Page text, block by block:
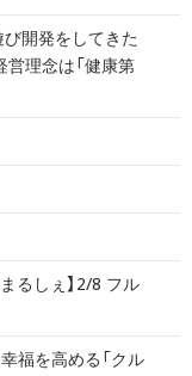
び開発をしてきた
理念は「健康第
るしぇ】2/8 フル
福を高める「クル